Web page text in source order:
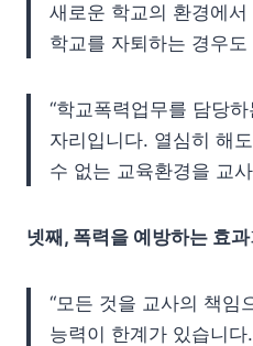
새로운 학교의 환경에
학교를 자퇴하는 경우도
“학교폭력업무를 담당
자리입니다. 열심히 해
수 없는 교육환경을 교
넷째, 폭력을 예방하는 효과
“모든 것을 교사의 책임
능력이 한계가 있습니